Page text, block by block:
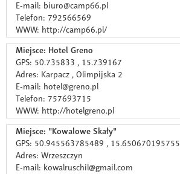
E-mail: biuro@camp66.pl
Telefon: 792566569
WWW: http://camp66.pl/
Miejsce: Hotel Greno
GPS: 50.735833 , 15.739167
Adres: Karpacz , Olimpijska 2
E-mail: hotel@greno.pl
Telefon: 757693715
WWW: http://hotelgreno.pl
Miejsce: "Kowalowe Skały"
GPS: 50.945563785489 , 15.650670195755
Adres: Wrzeszczyn
E-mail: kowalruschil@gmail.com